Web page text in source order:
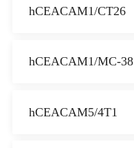
hCEACAM1/CT26
hCEACAM1/MC-38
hCEACAM5/4T1